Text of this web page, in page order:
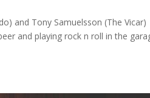
and Tony Samuelsson (The Vicar)
and playing rock n roll in the